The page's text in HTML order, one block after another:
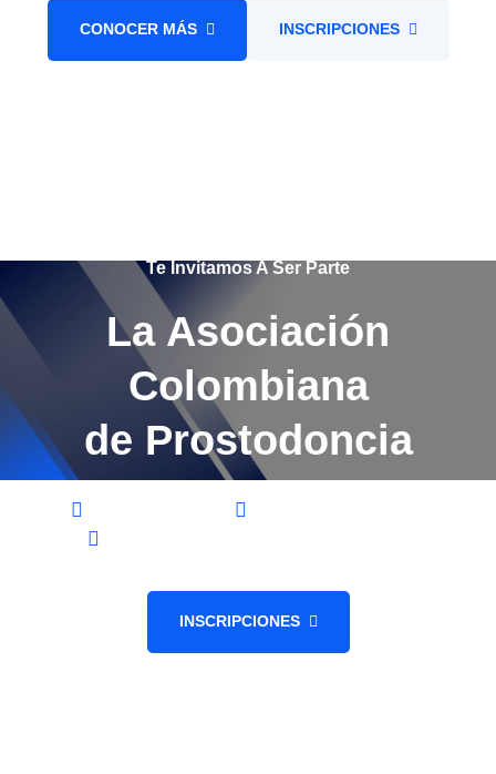
CONOCER MÁS INSCRIPCIONES
Te Invitamos A Ser Parte
La Asociación
Colombiana
de Prostodoncia
INSCRIPCIONES